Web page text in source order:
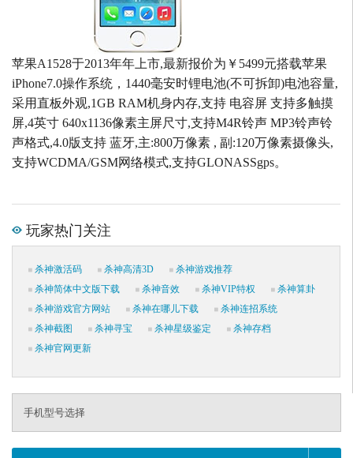
苹果A1528于2013年年上市,最新报价为￥5499元搭载苹果
iPhone7.0操作系统，1440毫安时锂电池(不可拆卸)电池容量,
采用直板外观,1GB RAM机身内存,支持 电容屏 支持多触摸
屏,4英寸 640x1136像素主屏尺寸,支持M4R铃声 MP3铃声铃
声格式,4.0版支持 蓝牙,主:800万像素 , 副:120万像素摄像头,
支持WCDMA/GSM网络模式,支持GLONASSgps。
玩家热门关注
杀神激活码 杀神高清3D
杀神游戏推荐
杀神简体中文版下载
杀神音效 杀神VIP特权
杀神算卦
杀神游戏官方网站
杀神在哪儿下载
杀神连招系统
杀神截图
杀神寻宝 杀神星级鉴定
杀神存档
杀神官网更新
手机型号选择